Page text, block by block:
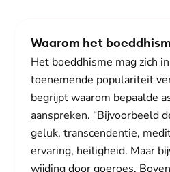
Waarom het
Het boeddhisme mag zich
toenemende populariteit
begrijpt waarom bepaalde
aanspreken. “Bijvoorbeeld
geluk, transcendentie,
ervaring, heiligheid. Maar
wijding door goeroes.